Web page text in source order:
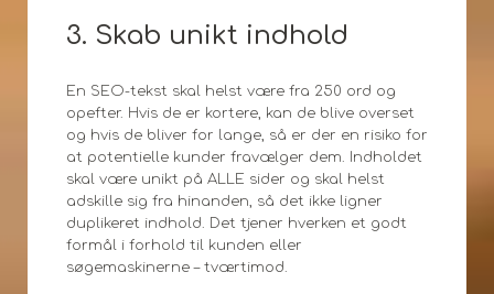
3. Skab unikt indhold
En SEO-tekst skal helst være fra 250 ord og
opefter. Hvis de er kortere, kan de blive overset
og hvis de bliver for lange, så er der en risiko for
at potentielle kunder fravælger dem. Indholdet
skal være unikt på ALLE sider og skal helst
adskille sig fra hinanden, så det ikke ligner
duplikeret indhold. Det tjener hverken et godt
formål i forhold til kunden eller
søgemaskinerne – tværtimod.